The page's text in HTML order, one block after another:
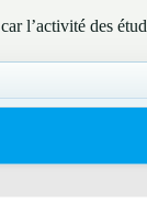
l’activité des